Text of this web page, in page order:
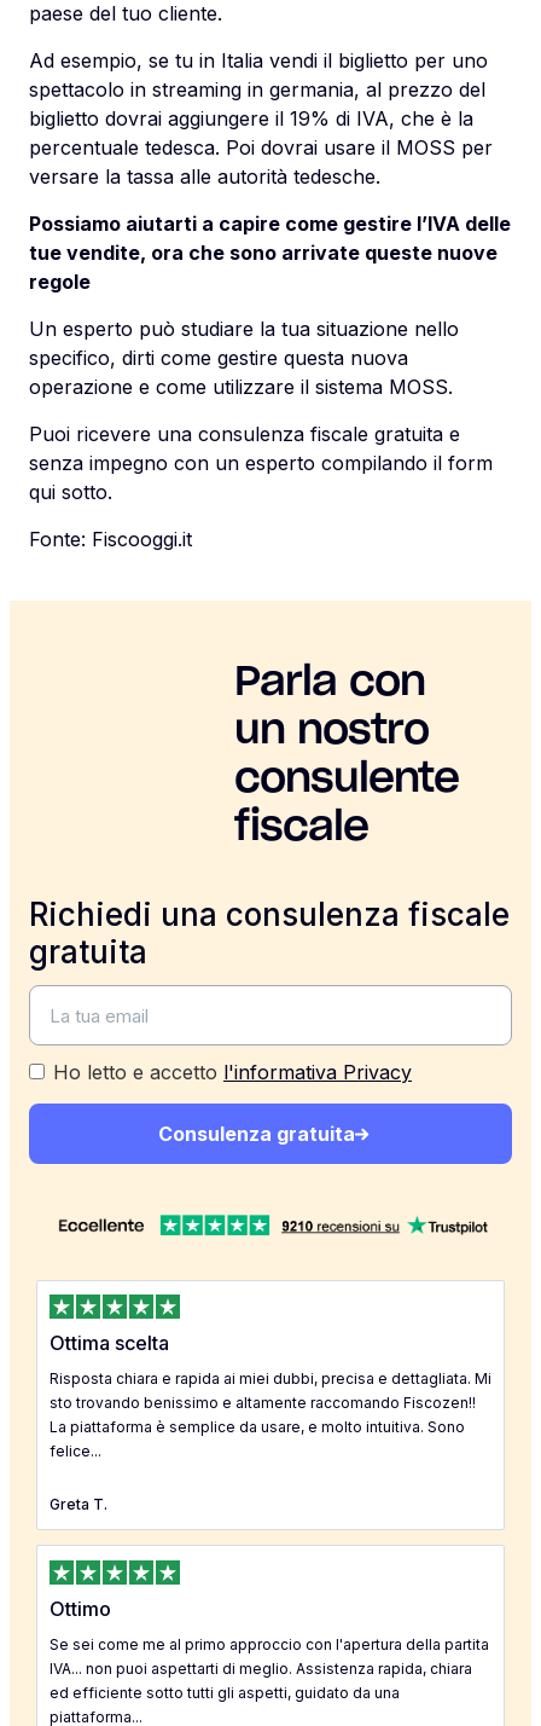
paese del tuo cliente.
Ad esempio, se tu in Italia vendi il biglietto per uno
spettacolo in streaming in germania, al prezzo del
biglietto dovrai aggiungere il 19% di IVA, che è la
percentuale tedesca. Poi dovrai usare il MOSS per
versare la tassa alle autorità tedesche.
Possiamo aiutarti a capire come gestire l’IVA delle
tue vendite, ora che sono arrivate queste nuove
regole
Un esperto può studiare la tua situazione nello
specifico, dirti come gestire questa nuova
operazione e come utilizzare il sistema MOSS.
Puoi ricevere una consulenza fiscale gratuita e
senza impegno con un esperto compilando il form
qui sotto.
Fonte: Fiscooggi.it
Parla con
un nostro
consulente
fiscale
Richiedi una consulenza fiscale
gratuita
Ho letto e accetto l'informativa Privacy
Consulenza gratuita
Ottima scelta
Risposta chiara e rapida ai miei dubbi, precisa e dettagliata. Mi
sto trovando benissimo e altamente raccomando Fiscozen!!
La piattaforma è semplice da usare, e molto intuitiva. Sono
felice...
Greta T.
Ottimo
Se sei come me al primo approccio con l'apertura della partita
IVA... non puoi aspettarti di meglio. Assistenza rapida, chiara
ed efficiente sotto tutti gli aspetti, guidato da una
piattaforma...